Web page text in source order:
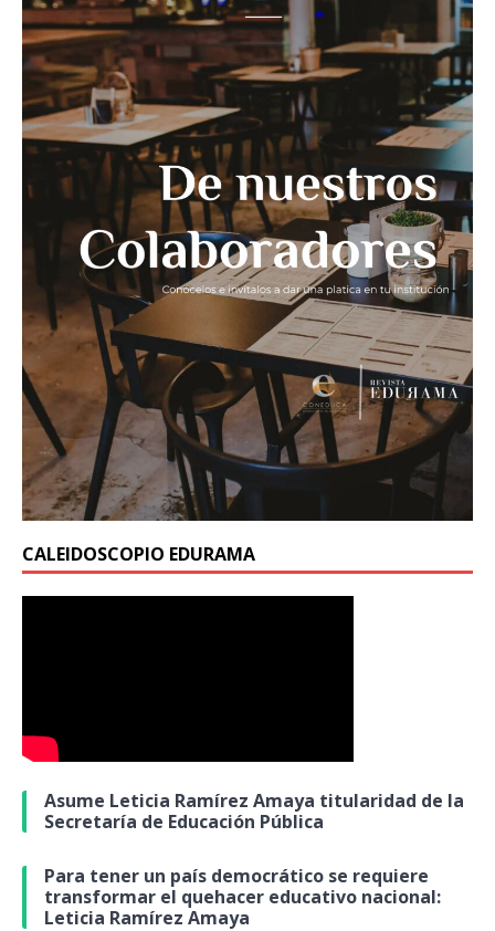
CALEIDOSCOPIO EDURAMA
Asume Leticia Ramírez Amaya titularidad de la
Secretaría de Educación Pública
Para tener un país democrático se requiere
transformar el quehacer educativo nacional:
Leticia Ramírez Amaya